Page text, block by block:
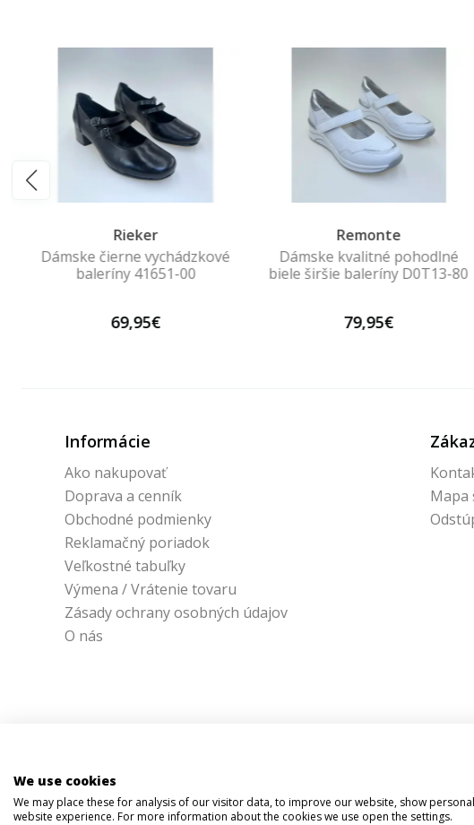
Rieker
Dámske čierne vychádzkové
baleríny 41651-00
69,95€
Remonte
Dámske kvalitné pohodlné
biele širšie baleríny D0T13-80
79,95€
Informácie
Ako nakupovať
Doprava a cenník
Obchodné podmienky
Reklamačný poriadok
Veľkostné tabuľky
Výmena / Vrátenie tovaru
Zásady ochrany osobných údajov
O nás
Mapa
We use cookies
We may place these for analysis of our visitor data, to improve our website, show
website experience. For more information about the cookies we use open the settings.